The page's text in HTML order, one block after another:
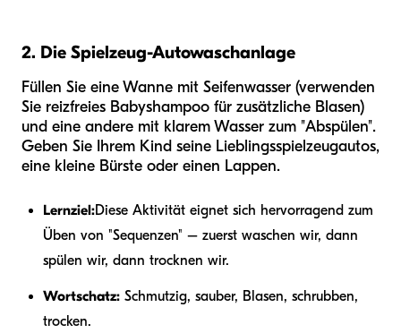
2. Die Spielzeug-Autowaschanlage
Füllen Sie eine Wanne mit Seifenwasser (verwenden
Sie reizfreies Babyshampoo für zusätzliche Blasen)
und eine andere mit klarem Wasser zum "Abspülen".
Geben Sie Ihrem Kind seine Lieblingsspielzeugautos,
eine kleine Bürste oder einen Lappen.
Lernziel:Diese Aktivität eignet sich hervorragend zum
Üben von "Sequenzen" – zuerst waschen wir, dann
spülen wir, dann trocknen wir.
Wortschatz: Schmutzig, sauber, Blasen, schrubben,
trocken.